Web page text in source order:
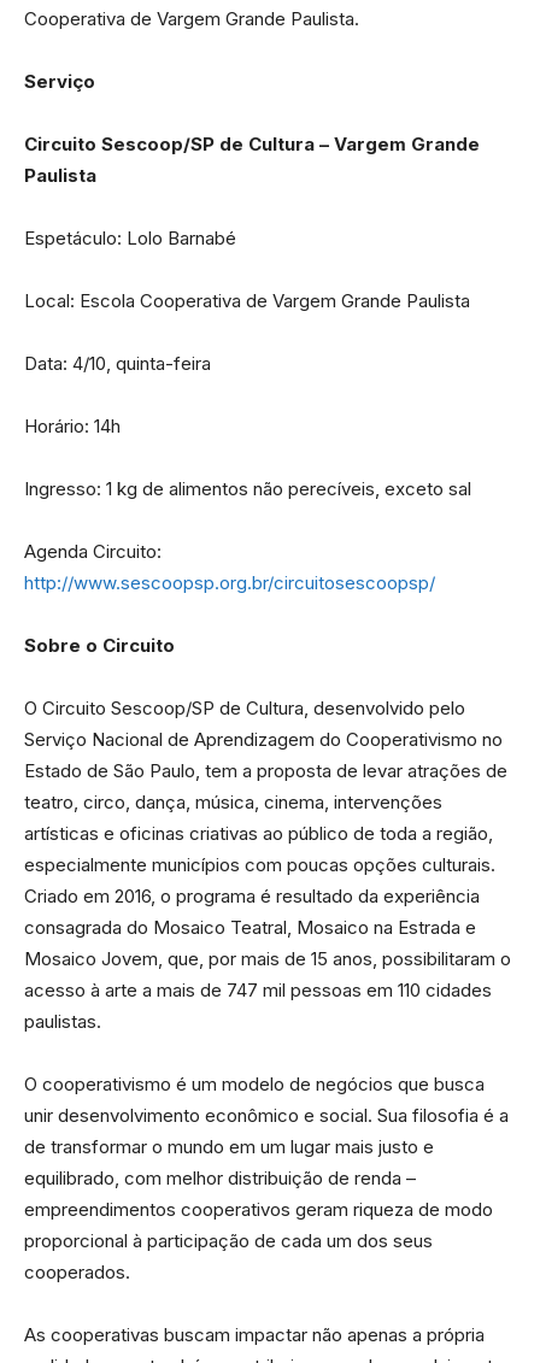
Cooperativa de Vargem Grande Paulista.
Serviço
Circuito Sescoop/SP de Cultura – Vargem Grande
Paulista
Espetáculo: Lolo Barnabé
Local: Escola Cooperativa de Vargem Grande Paulista
Data: 4/10, quinta-feira
Horário: 14h
Ingresso: 1 kg de alimentos não perecíveis, exceto sal
Agenda Circuito:
http://www.sescoopsp.org.br/circuitosescoopsp/
Sobre o Circuito
O Circuito Sescoop/SP de Cultura, desenvolvido pelo
Serviço Nacional de Aprendizagem do Cooperativismo no
Estado de São Paulo, tem a proposta de levar atrações de
teatro, circo, dança, música, cinema, intervenções
artísticas e oficinas criativas ao público de toda a região,
especialmente municípios com poucas opções culturais.
Criado em 2016, o programa é resultado da experiência
consagrada do Mosaico Teatral, Mosaico na Estrada e
Mosaico Jovem, que, por mais de 15 anos, possibilitaram o
acesso à arte a mais de 747 mil pessoas em 110 cidades
paulistas.
O cooperativismo é um modelo de negócios que busca
unir desenvolvimento econômico e social. Sua filosofia é a
de transformar o mundo em um lugar mais justo e
equilibrado, com melhor distribuição de renda –
empreendimentos cooperativos geram riqueza de modo
proporcional à participação de cada um dos seus
cooperados.
As cooperativas buscam impactar não apenas a própria